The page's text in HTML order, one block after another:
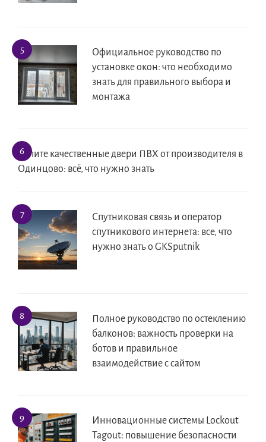
Официальное руководство по
установке окон: что необходимо
знать для правильного выбора и
монтажа
Купите качественные двери ПВХ от производителя в
Одинцово: всё, что нужно знать
Спутниковая связь и оператор
спутникового интернета: все, что
нужно знать о GKSputnik
Полное руководство по остеклению
балконов: важность проверки на
ботов и правильное
взаимодействие с сайтом
Инновационные системы Lockout
Tagout: повышение безопасности